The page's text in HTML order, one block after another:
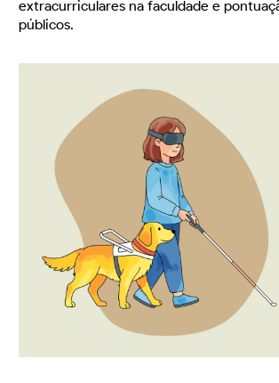
extracurriculares na faculdade e
públicos.